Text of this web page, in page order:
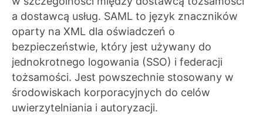
a dostawcą usług. SAML to język znaczników
oparty na XML dla oświadczeń o
bezpieczeństwie, który jest używany do
jednokrotnego logowania (SSO) i federacji
tożsamości. Jest powszechnie stosowany w
środowiskach korporacyjnych do celów
uwierzytelniania i autoryzacji.